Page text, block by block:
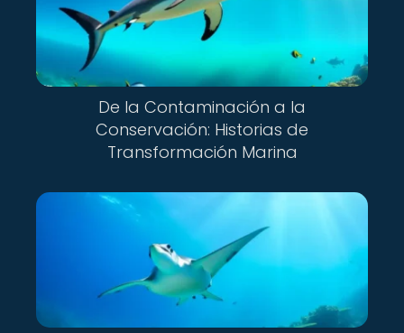
De la Contaminación a la
Conservación: Historias de
Transformación Marina